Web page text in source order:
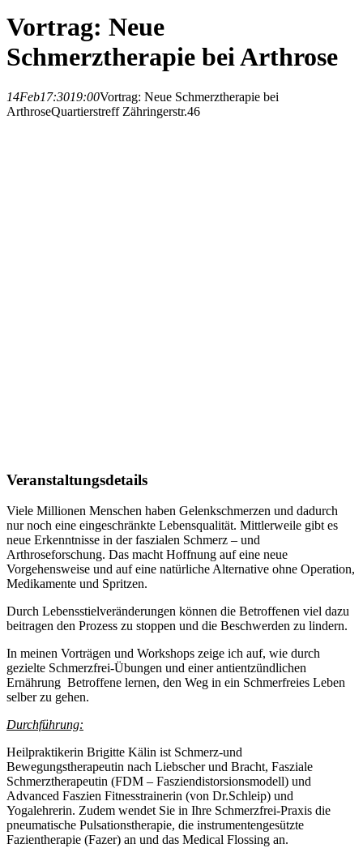
Vortrag: Neue
Schmerztherapie bei Arthrose
14Feb17:3019:00Vortrag: Neue Schmerztherapie bei
ArthroseQuartierstreff Zähringerstr.46
Veranstaltungsdetails
Viele Millionen Menschen haben Gelenkschmerzen und dadurch
nur noch eine eingeschränkte Lebensqualität. Mittlerweile gibt es
neue Erkenntnisse in der faszialen Schmerz – und
Arthroseforschung. Das macht Hoffnung auf eine neue
Vorgehensweise und auf eine natürliche Alternative ohne Operation,
Medikamente und Spritzen.
Durch Lebensstielveränderungen können die Betroffenen viel dazu
beitragen den Prozess zu stoppen und die Beschwerden zu lindern.
In meinen Vorträgen und Workshops zeige ich auf, wie durch
gezielte Schmerzfrei-Übungen und einer antientzündlichen
Ernährung Betroffene lernen, den Weg in ein Schmerfreies Leben
selber zu gehen.
Durchführung:
Heilpraktikerin Brigitte Kälin ist Schmerz-und
Bewegungstherapeutin nach Liebscher und Bracht, Fasziale
Schmerztherapeutin (FDM – Fasziendistorsionsmodell) und
Advanced Faszien Fitnesstrainerin (von Dr.Schleip) und
Yogalehrerin. Zudem wendet Sie in Ihre Schmerzfrei-Praxis die
pneumatische Pulsationstherapie, die instrumentengesützte
Fazientherapie (Fazer) an und das Medical Flossing an.